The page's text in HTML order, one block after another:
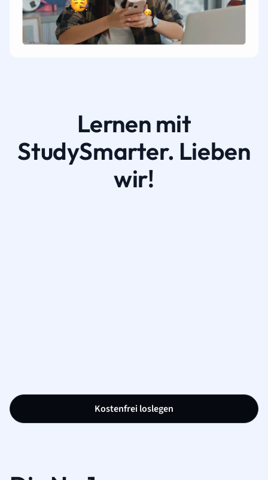
Lernen mit
StudySmarter. Lieben
wir!
Kostenfrei loslegen